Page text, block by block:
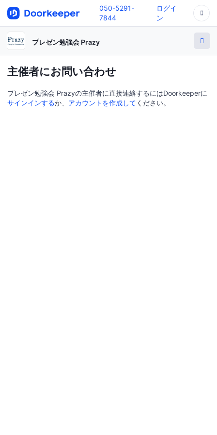
050-5291-
7844
ログイ
ン
プレゼン勉強会 Prazy
主催者にお問い合わせ
プレゼン勉強会 Prazyの主催者に直接連絡するにはDoorkeeperに
サインインするか、 アカウントを作成して ください。